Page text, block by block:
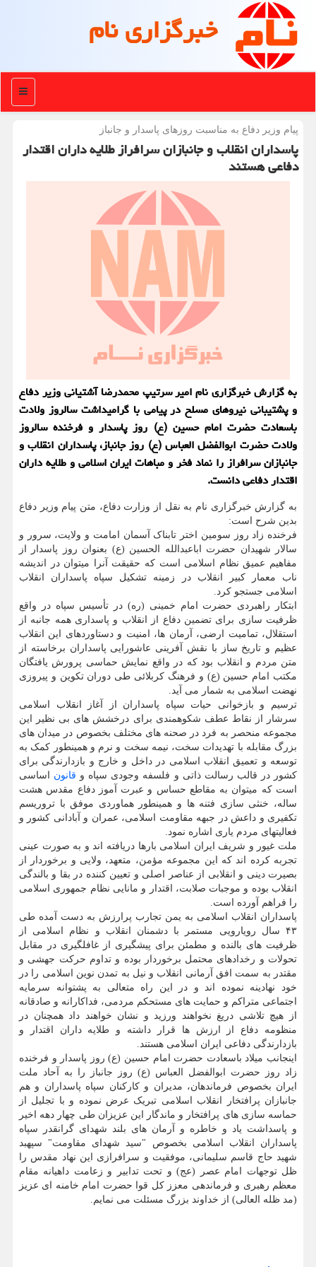
خبرگزاری نام
منو
پیام وزیر دفاع به مناسبت روزهای پاسدار و جانباز
پاسداران انقلاب و جانبازان سرافراز طلایه داران اقتدار
دفاعی هستند
به گزارش خبرگزاری نام امیر سرتیپ محمدرضا آشتیانی وزیر دفاع
و پشتیبانی نیروهای مسلح در پیامی با گرامیداشت سالروز ولادت
باسعادت حضرت امام حسین (ع) روز پاسدار و فرخنده سالروز
ولادت حضرت ابوالفضل العباس (ع) روز جانباز، پاسداران انقلاب و
جانبازان سرافراز را نماد فخر و مباهات ایران اسلامی و طلایه داران
اقتدار دفاعی دانست.
به گزارش خبرگزاری نام به نقل از وزارت دفاع، متن پیام وزیر دفاع
بدین شرح است:
فرخنده زاد روز سومین اختر تابناک آسمان امامت و ولایت، سرور و
سالار شهیدان حضرت اباعبدالله الحسین (ع) بعنوان روز پاسدار از
مفاهیم عمیق نظام اسلامی است که حقیقت آنرا میتوان در اندیشه
ناب معمار کبیر انقلاب در زمینه تشکیل سپاه پاسداران انقلاب
اسلامی جستجو کرد.
ابتکار راهبردی حضرت امام خمینی (ره) در تأسیس سپاه در واقع
ظرفیت سازی برای تضمین دفاع از انقلاب و پاسداری همه جانبه از
استقلال، تمامیت ارضی، آرمان ها، امنیت و دستاوردهای این انقلاب
عظیم و تاریخ ساز با نقش آفرینی عاشورایی پاسداران برخاسته از
متن مردم و انقلاب بود که در واقع نمایش حماسی پرورش یافتگان
مکتب امام حسین (ع) و فرهنگ کربلائی طی دوران تکوین و پیروزی
نهضت اسلامی به شمار می آید.
ترسیم و بازخوانی حیات سپاه پاسداران از آغاز انقلاب اسلامی
سرشار از نقاط عطف شکوهمندی برای درخشش های بی نظیر این
مجموعه منحصر به فرد در صحنه های مختلف بخصوص در میدان های
بزرگ مقابله با تهدیدات سخت، نیمه سخت و نرم و همینطور کمک به
توسعه و تعمیق انقلاب اسلامی در داخل و خارج و بازدارندگی برای
کشور در قالب رسالت ذاتی و فلسفه وجودی سپاه و قانون اساسی
است که میتوان به مقاطع حساس و عبرت آموز دفاع مقدس هشت
ساله، خنثی سازی فتنه ها و همینطور هماوردی موفق با تروریسم
تکفیری و داعش در جبهه مقاومت اسلامی، عمران و آبادانی کشور و
فعالیتهای مردم یاری اشاره نمود.
ملت غیور و شریف ایران اسلامی بارها دریافته اند و به صورت عینی
تجربه کرده اند که این مجموعه مؤمن، متعهد، ولایی و برخوردار از
بصیرت دینی و انقلابی از عناصر اصلی و تعیین کننده در بقا و بالندگی
انقلاب بوده و موجبات صلابت، اقتدار و مانایی نظام جمهوری اسلامی
را فراهم آورده است.
پاسداران انقلاب اسلامی به یمن تجارب پرارزش به دست آمده طی
۴۳ سال رویارویی مستمر با دشمنان انقلاب و نظام اسلامی از
ظرفیت های بالنده و مطمئن برای پیشگیری از غافلگیری در مقابل
تحولات و رخدادهای محتمل برخوردار بوده و تداوم حرکت جهشی و
مقتدر به سمت افق آرمانی انقلاب و نیل به تمدن نوین اسلامی را در
خود نهادینه نموده اند و در این راه متعالی به پشتوانه سرمایه
اجتماعی متراکم و حمایت های مستحکم مردمی، فداکارانه و صادقانه
از هیچ تلاشی دریغ نخواهند ورزید و نشان خواهند داد همچنان در
منظومه دفاع از ارزش ها قرار داشته و طلایه داران اقتدار و
بازدارندگی دفاعی ایران اسلامی هستند.
اینجانب میلاد باسعادت حضرت امام حسین (ع) روز پاسدار و فرخنده
زاد روز حضرت ابوالفضل العباس (ع) روز جانباز را به آحاد ملت
ایران بخصوص فرماندهان، مدیران و کارکنان سپاه پاسداران و هم
جانبازان پرافتخار انقلاب اسلامی تبریک عرض نموده و با تجلیل از
حماسه سازی های پرافتخار و ماندگار این عزیزان طی چهار دهه اخیر
و پاسداشت یاد و خاطره و آرمان های بلند شهدای گرانقدر سپاه
پاسداران انقلاب اسلامی بخصوص "سید شهدای مقاومت" سپهبد
شهید حاج قاسم سلیمانی، موفقیت و سرافرازی این نهاد مقدس را
ظل توجهات امام عصر (عج) و تحت تدابیر و زعامت داهیانه مقام
معظم رهبری و فرماندهی معزز کل قوا حضرت امام خامنه ای عزیز
(مد ظله العالی) از خداوند بزرگ مسئلت می نمایم.